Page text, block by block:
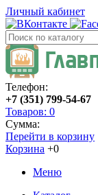
Личный кабинет
Телефон:
+7 (351) 799-54-67
Товаров: 0
Сумма:
Перейти в корзину
Корзина +0
Меню